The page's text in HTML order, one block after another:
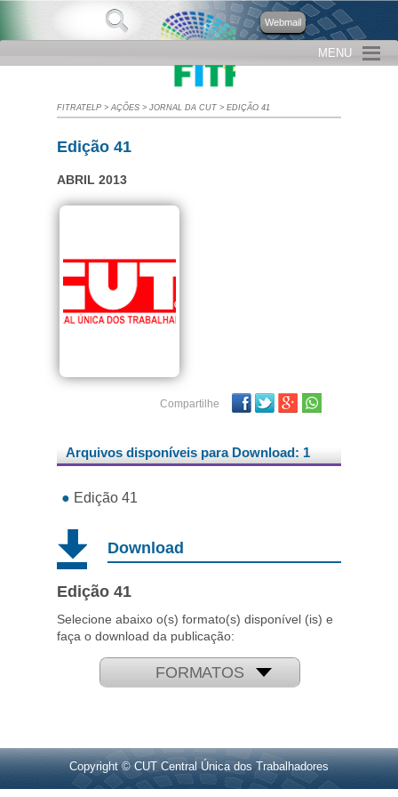
Webmail
MENU
FITRATELP >AÇÕES > JORNAL DA CUT > EDIÇÃO 41
Edição 41
ABRIL 2013
Compartilhe Facebook
TwitterGoogle Plus
Arquivos disponíveis para Download: 1
● Edição 41
Download
Edição 41
Selecione abaixo o(s) formato(s) disponível (is) e
faça o download da publicação:
FORMATOS
Copyright © CUT Central Única dos Trabalhadores